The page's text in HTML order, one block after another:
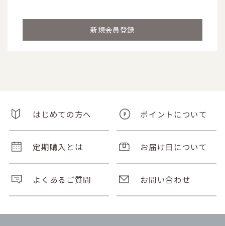
はじめての方へ ポイントについて
定期購入とは お届け日について
よくあるご質問 お問い合わせ